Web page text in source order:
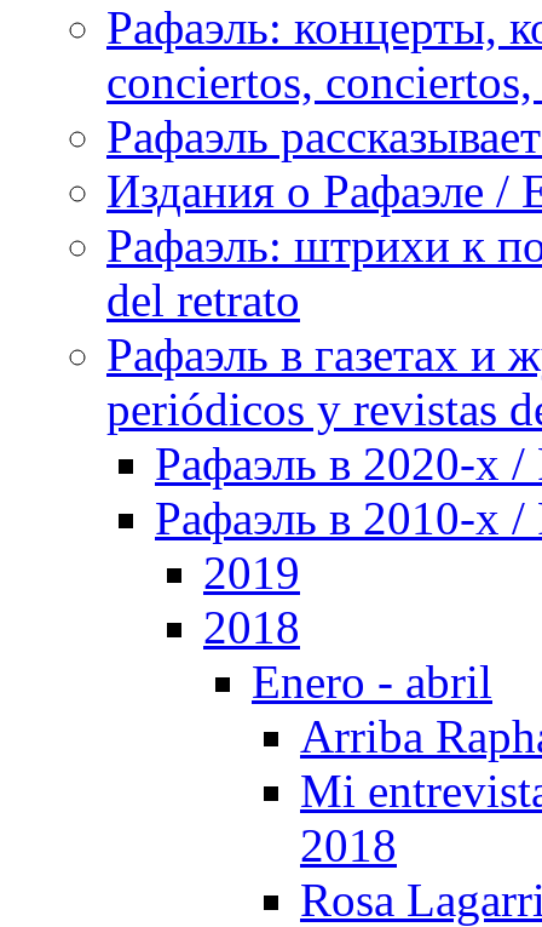
Рафаэль: концерты,
conciertos,
Рафаэль
Издания о Рафаэле /
Рафаэль: штрихи к
del retrato
Рафаэль в газетах и
periódicos y revistas
Рафаэль в 2020-х /
Рафаэль в 2010-х /
2019
2018
Enero - abril
Arriba
Mi
2018
Rosa